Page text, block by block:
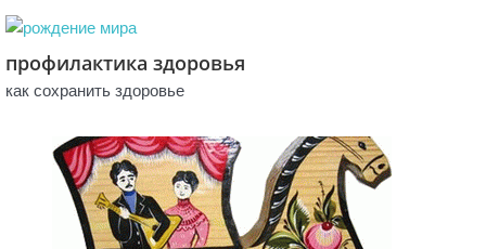
профилактика здоровья
как сохранить здоровье